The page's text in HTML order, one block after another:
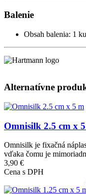
Balenie
Obsah balenia: 1
Alternatívne
Obrázok
Omnisilk 2.5 cm x
Omnisilk je fixačná
vďaka čomu je
3,90 €
Cena s DPH
Obrázok